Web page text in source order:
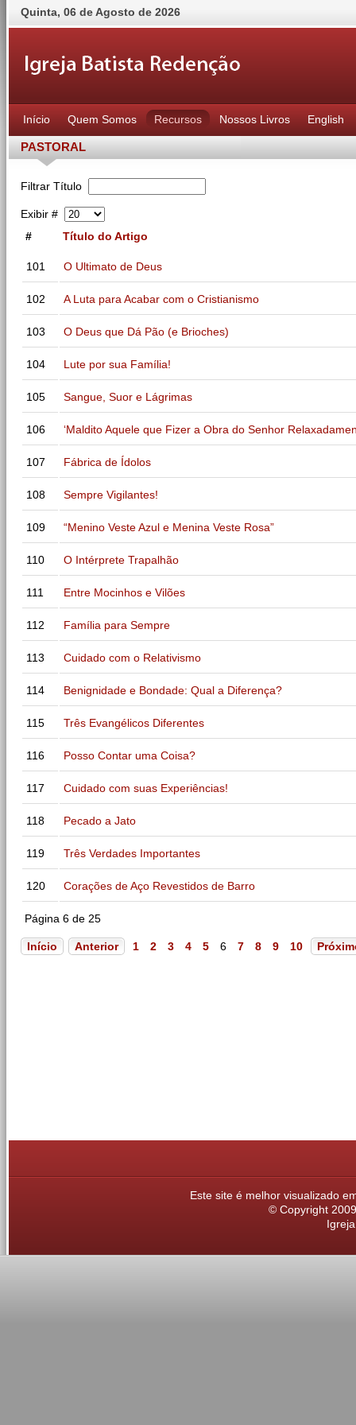
Quinta, 06deAgosto de 2026
Início Quem Somos Recursos Nossos Livros English
PASTORAL
Filtrar Título
Exibir #
#
Título do Artigo
101 O Ultimato de Deus
102 A Luta para Acabar com o Cristianismo
103 O Deus que Dá Pão (e Brioches)
104 Lute por sua Família!
105 Sangue, Suor e Lágrimas
106 ‘Maldito Aquele que Fizer a Obra do Senhor
107 Fábrica de Ídolos
108 Sempre Vigilantes!
109 “Menino Veste Azul e Menina Veste Rosa”
110 O Intérprete Trapalhão
111 Entre Mocinhos e Vilões
112 Família para Sempre
113 Cuidado com o Relativismo
114 Benignidade e Bondade: Qual a Diferença?
115 Três Evangélicos Diferentes
116 Posso Contar uma Coisa?
117 Cuidado com suas Experiências!
118 Pecado a Jato
119 Três Verdades Importantes
120 Corações de Aço Revestidos de Barro
Página 6 de 25
Início Anterior 1 2 3 4 5 6 7 8 9 10
Este site é melhor visualizado
© Copyright